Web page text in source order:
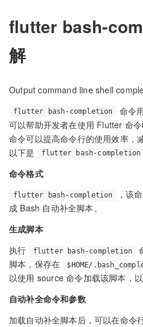
flutter bash-
解
Output command line shell
flutter bash-completion
命令
可以帮助开发者在使用 Flutter 命
命令可以提高命令行的使用效率，
以下是
flutter bash-completion
命令格式
flutter bash-completion
，该
成 Bash 自动补全脚本。
生成脚本
执行
flutter bash-completion
脚本，保存在
$HOME/
以使用 source 命令加载该脚本，
自动补全命令和参数
加载自动补全脚本后，可以在命令